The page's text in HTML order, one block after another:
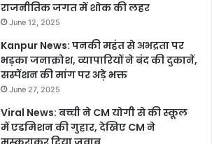
राजनीतिक जगत में शोक की लहर
June 12, 2025
Kanpur News: पनकी महंत से अभद्रता पर
भड़का जनाक्रोश, व्यापारियों ने बंद की दुकानें,
सस्पेंशन की मांग पर अड़े भक्त
June 27, 2025
Viral News: बच्ची ने CM योगी से की स्कूल
में एडमिशन की गुहार, देखिए CM ने